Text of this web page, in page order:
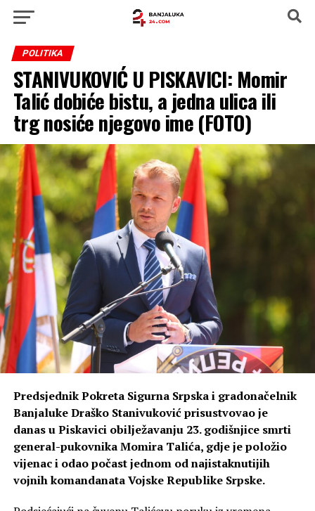
POLITIKA
STANIVUKOVIĆ U PISKAVICI: Momir
Talić dobiće bistu, a jedna ulica ili
trg nosiće njegovo ime (FOTO)
Predsjednik Pokreta Sigurna Srpska i gradonačelnik
Banjaluke Draško Stanivuković prisustvovao je
danas u Piskavici obilježavanju 23. godišnjice smrti
general-pukovnika Momira Talića, gdje je položio
vijenac i odao počast jednom od najistaknutijih
vojnih komandanata Vojske Republike Srpske.